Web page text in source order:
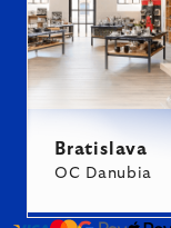
Bratislava
OC Danubia